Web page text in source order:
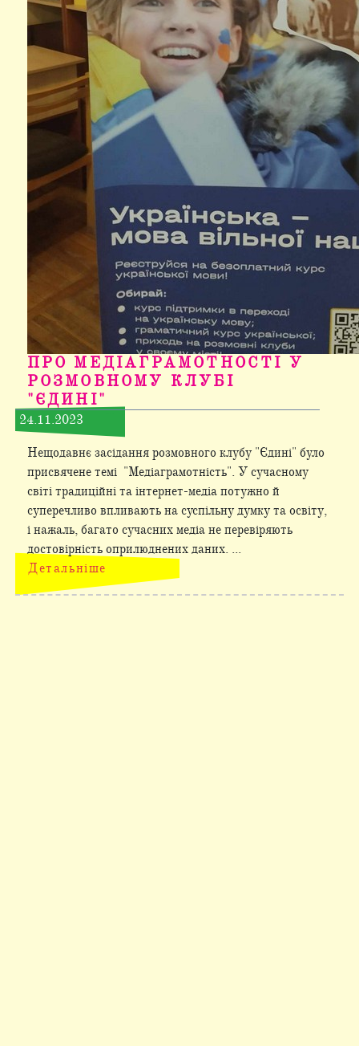
ПРО МЕДІАГРАМОТНОСТІ У
РОЗМОВНОМУ КЛУБІ
"ЄДИНІ"
24.11.2023
Нещодавнє засідання розмовного клубу "Єдині" було
присвячене темі "Медіаграмотність". У сучасному
світі традиційні та інтернет-медіа потужно й
суперечливо впливають на суспільну думку та освіту,
і нажаль, багато сучасних медіа не перевіряють
достовірність оприлюднених даних. ...
Детальніше